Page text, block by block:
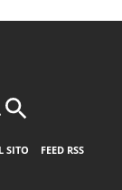
SITO
FEED RSS